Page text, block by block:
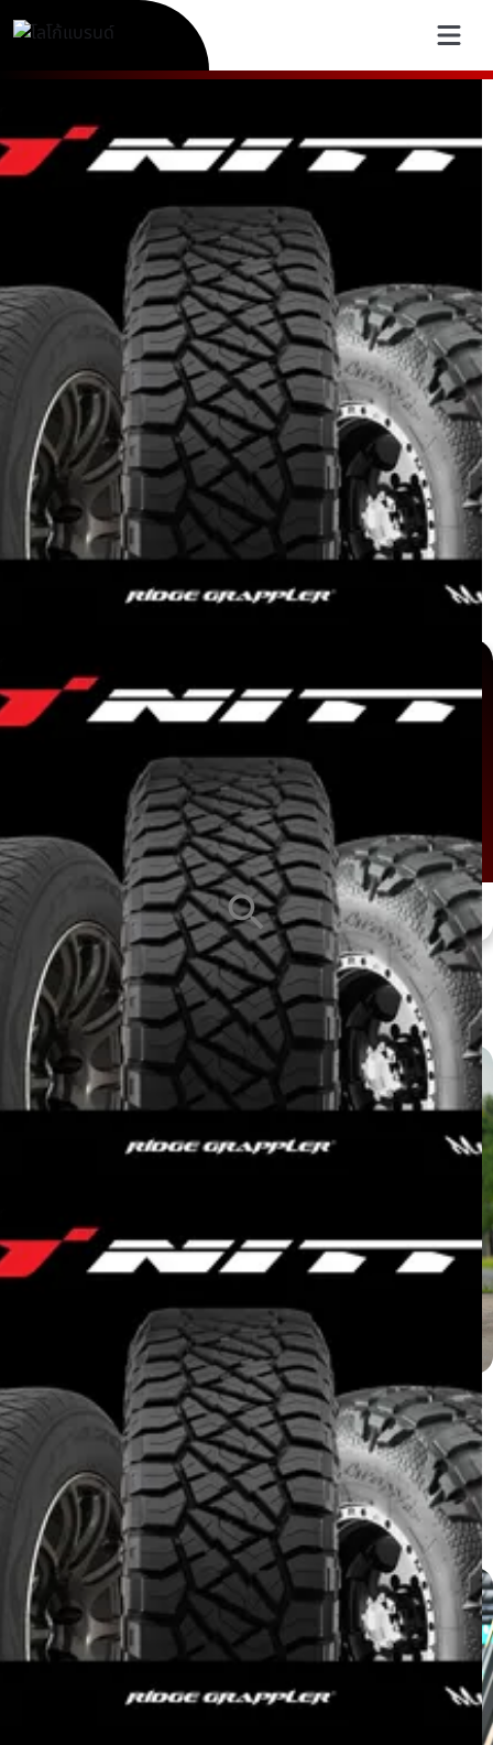
หน้ายาง
ALL
ซีรีส์ยาง
ALL
ขนาดกะทะล้อ
ALL
search
แกลเลอรี่
Isuzu D-Max ติดตั้ง NT420SD